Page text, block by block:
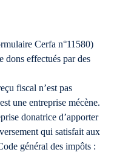
Cerfa n°11580)
dons effectués par des
fiscal n’est pas
une entreprise mécène.
donatrice d’apporter
qui satisfait aux
général des impôts :